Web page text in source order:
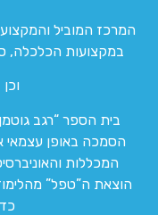
במקצועות הכלכלה,
בית הספר “רגב
הסמכה באופן עצמאי
המכללות
הוצאת ה”טפל”